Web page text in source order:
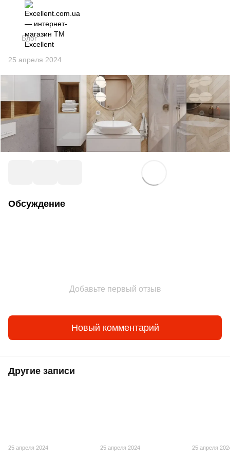
Блог
25 апреля 2024
Обсуждение
Добавьте первый отзыв
Новый комментарий
Другие записи
25 апреля 2024 25 апреля 2024 25 апреля